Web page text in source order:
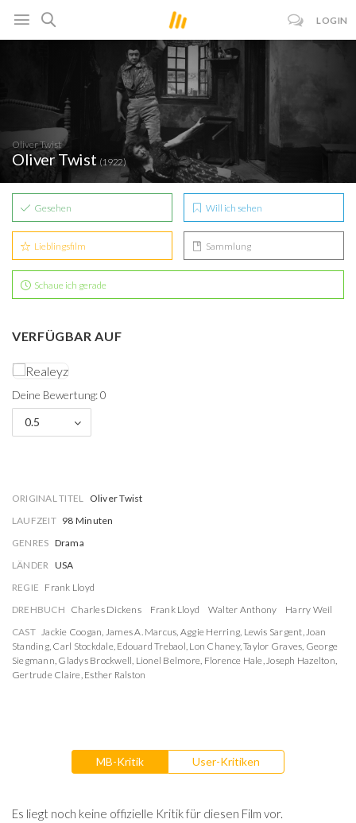
LOGIN
Oliver Twist
Oliver Twist (1922)
Gesehen Will ich sehen
Lieblingsfilm Sammlung
Schaue ich gerade
VERFÜGBAR AUF
Deine Bewertung: 0
0.5
ORIGINAL TITEL Oliver Twist
LAUFZEIT 98 Minuten
GENRES Drama
LÄNDER USA
REGIE Frank Lloyd
DREHBUCH Charles Dickens Frank Lloyd Walter Anthony
Harry Weil
CAST Jackie Coogan, James A. Marcus, Aggie Herring, Lewis Sargent,Joan
Standing, Carl Stockdale, Edouard Trebaol, Lon Chaney,Taylor Graves, George
Siegmann, Gladys Brockwell, Lionel Belmore, Florence Hale,Joseph Hazelton,
Gertrude Claire, Esther Ralston
MB-Kritik User-Kritiken
Es liegt noch keine offizielle Kritik für diesen Film vor.